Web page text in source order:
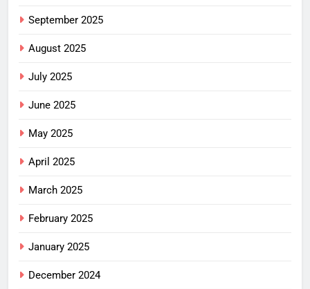
September 2025
August 2025
July 2025
June 2025
May 2025
April 2025
March 2025
February 2025
January 2025
December 2024